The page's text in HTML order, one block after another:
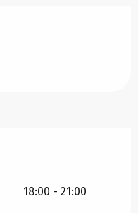
18:00 - 21:00